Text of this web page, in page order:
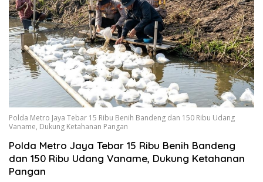
Polda Metro Jaya Tebar 15 Ribu Benih Bandeng dan 150 Ribu Udang
Vaname, Dukung Ketahanan Pangan
Polda Metro Jaya Tebar 15 Ribu Benih Bandeng
dan 150 Ribu Udang Vaname, Dukung Ketahanan
Pangan